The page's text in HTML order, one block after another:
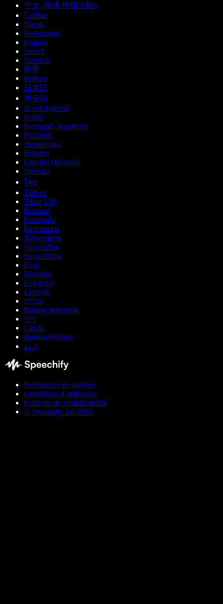
中文 (简体 中国大陆)
Čeština
Dansk
Nederlands
English
Suomi
Deutsch
हिन्दी
Italiano
日本語
한국어
Norsk bokmål
Polski
Português Brasileiro
Русский
Українська
Español
Español (México)
Svenska
ไทย
Türkçe
Tiếng Việt
Română
Português
Български
ქართული
Slovenčina
Slovenščina
Eesti
Hrvatski
Ελληνικά
Lietuvių
עברית
Bahasa Indonesia
বাংলা
Català
Bahasa Melayu
اردو
Préférences de cookies
Conditions d’utilisation
Politique de confidentialité
© Speechify Inc 2026